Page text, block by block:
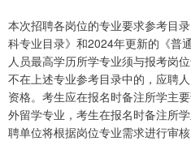
本次招聘各岗位的专业要求参考目
科专业目录》和2024年更新的《普
人员最高学历所学专业须与报考岗
不在上述专业参考目录中的，应聘
资格。考生应在报名时备注所学主
外留学专业，考生在报名时备注所
聘单位将根据岗位专业需求进行审核